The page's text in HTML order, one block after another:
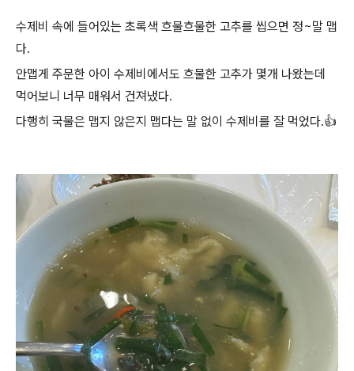
수제비 속에 들어있는 초록색 흐물흐물한 고추를 씹으면 정~말 맵
다.
안맵게 주문한 아이 수제비에서도 흐물한 고추가 몇개 나왔는데
먹어보니 너무 매워서 건져냈다.
다행히 국물은 맵지 않은지 맵다는 말 없이 수제비를 잘 먹었다.👍